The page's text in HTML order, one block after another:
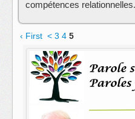
animateur :
contact:Marc THOMAS
s'abonner au fil rss de
compétences relationnelles.
‹ First < 3 4 5